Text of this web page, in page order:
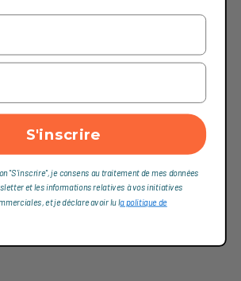
S'inscrire
"S'inscrire", je consens au traitement de mes données
et les informations relatives à vos initiatives
et je déclare avoir lu la politique de